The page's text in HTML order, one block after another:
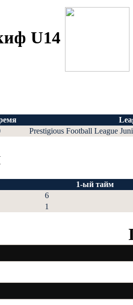
U14
Prestigious Football League
1-ый тайм
6
1